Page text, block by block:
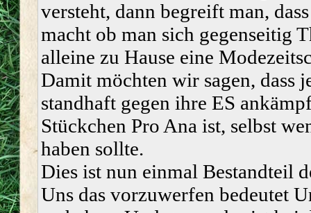
versteht, dann begreift man,
macht ob man sich gegenseitig
alleine zu Hause eine
Damit möchten wir sagen, dass
standhaft gegen ihre ES
Stückchen Pro Ana ist, selbst
haben sollte.
Dies ist nun einmal Bestandteil
Uns das vorzuwerfen bedeutet